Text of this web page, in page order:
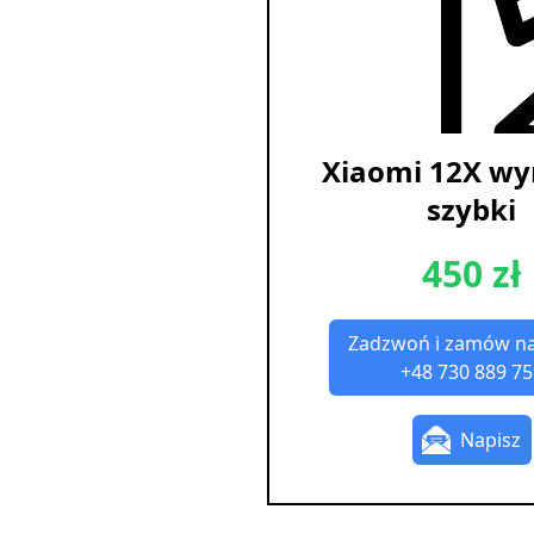
Xiaomi 12X
szybki
450 zł
Zadzwoń i zamów
+48 730 889
Napisz